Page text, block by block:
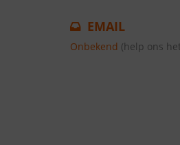
EMAIL
Onbekend (help ons